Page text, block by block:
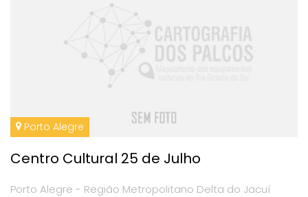
Porto Alegre
Centro Cultural 25 de Julho
Porto Alegre - Região Metropolitano Delta do Jacuí